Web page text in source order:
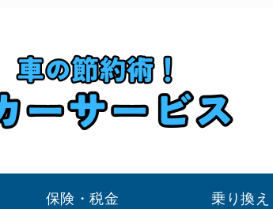
保険・税金 乗り換え